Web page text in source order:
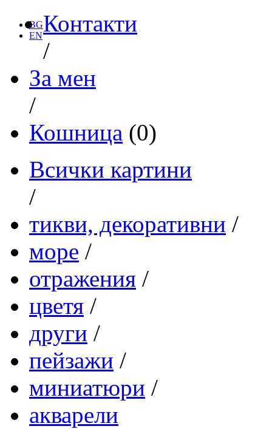
BG
ENКонтакти
/
За мен
/
Кошница (0)
Всички картини
/
тикви, декоративни /
море /
отражения /
цветя /
други /
пейзажи /
миниатюри /
акварели